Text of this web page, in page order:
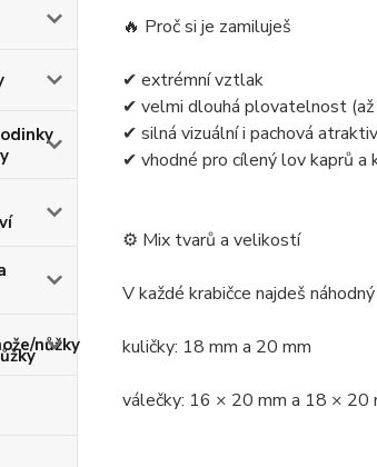
nůžky
🔥 Proč si je zamiluješ
✔ extrémní vztlak
✔ velmi dlouhá plovatelnost (až
✔ silná vizuální i pachová
✔ vhodné pro cílený lov kaprů a
⚙️ Mix tvarů a velikostí
V každé krabičce najdeš
kuličky: 18 mm a 20 mm
válečky: 16 × 20 mm a 18 × 20